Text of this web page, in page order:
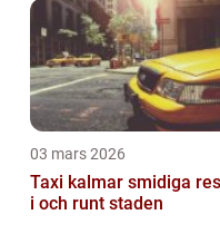
03 mars 2026
Taxi kalmar smidiga resor
i och runt staden